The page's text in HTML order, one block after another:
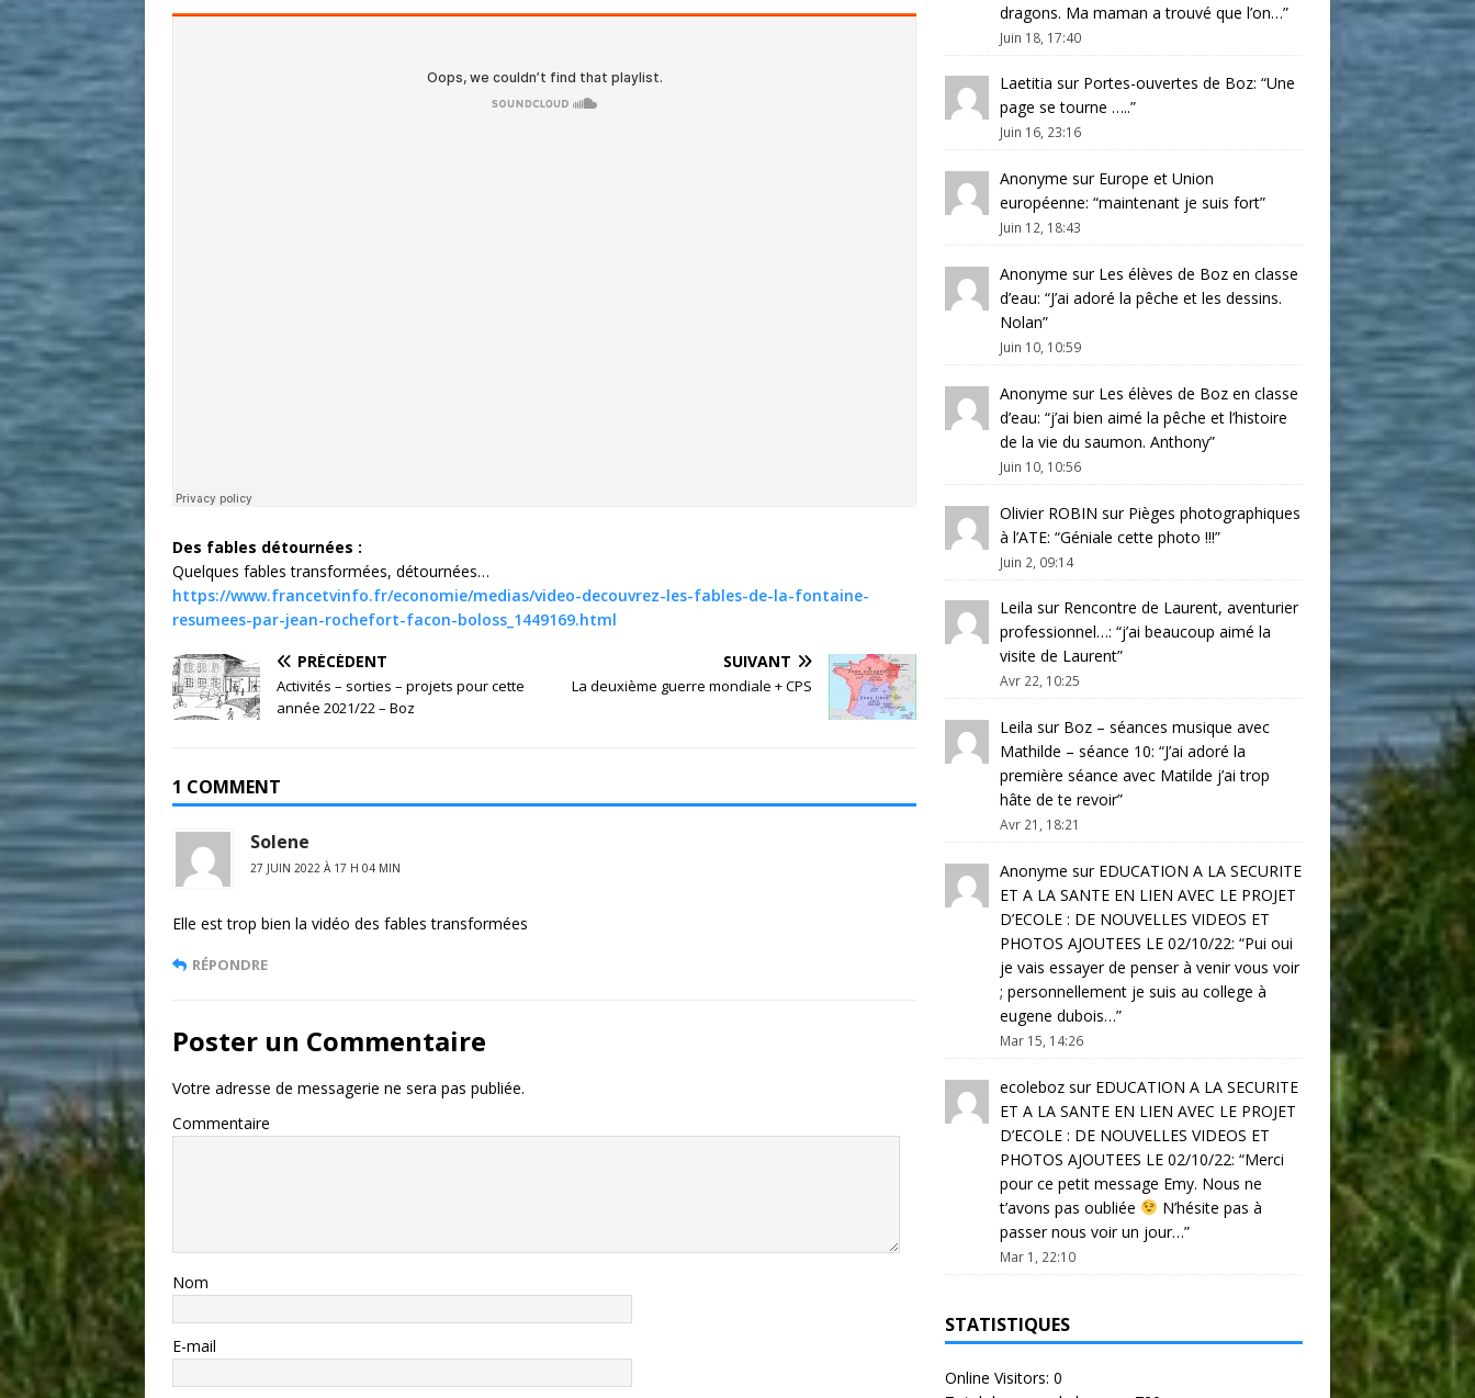
Des fables détournées :
Quelques fables transformées, détournées…
https://www.francetvinfo.fr/economie/medias/video-decouvrez-les-fables-de-la-fontaine-
resumees-par-jean-rochefort-facon-boloss_1449169.html
PRÉCÉDENT
Activités – sorties – projets pour cette
année 2021/22 – Boz
SUIVANT
La deuxième guerre mondiale + CPS
1 COMMENT
Solene
27 JUIN 2022 À 17 H 04 MIN
Elle est trop bien la vidéo des fables transformées
RÉPONDRE
Poster un Commentaire
Votre adresse de messagerie ne sera pas publiée.
Commentaire
Nom
E-mail
dragons. Ma maman a trouvé que l’on…”
Juin 18, 17:40
Laetitia sur Portes-ouvertes de Boz: “Une
page se tourne …..”
Juin 16, 23:16
Anonyme sur Europe et Union
européenne: “maintenant je suis fort”
Juin 12, 18:43
Anonyme sur Les élèves de Boz en classe
d’eau: “J’ai adoré la pêche et les dessins.
Nolan”
Juin 10, 10:59
Anonyme sur Les élèves de Boz en classe
d’eau: “j’ai bien aimé la pêche et l’histoire
de la vie du saumon. Anthony”
Juin 10, 10:56
Olivier ROBIN sur Pièges photographiques
à l’ATE: “Géniale cette photo !!!”
Juin 2, 09:14
Leila sur Rencontre de Laurent, aventurier
professionnel…: “j’ai beaucoup aimé la
visite de Laurent”
Avr 22, 10:25
Leila sur Boz – séances musique avec
Mathilde – séance 10: “J’ai adoré la
première séance avec Matilde j’ai trop
hâte de te revoir”
Avr 21, 18:21
Anonyme sur EDUCATION A LA SECURITE
ET A LA SANTE EN LIEN AVEC LE PROJET
D’ECOLE : DE NOUVELLES VIDEOS ET
PHOTOS AJOUTEES LE 02/10/22: “Pui oui
je vais essayer de penser à venir vous voir
; personnellement je suis au college à
eugene dubois…”
Mar 15, 14:26
ecolebozsur EDUCATION A LA SECURITE
ET A LA SANTE EN LIEN AVEC LE PROJET
D’ECOLE : DE NOUVELLES VIDEOS ET
PHOTOS AJOUTEES LE 02/10/22: “Merci
pour ce petit message Emy. Nous ne
t’avons pas oubliée
N’hésite pas à
passer nous voir un jour…”
Mar 1, 22:10
STATISTIQUES
Online Visitors: 0